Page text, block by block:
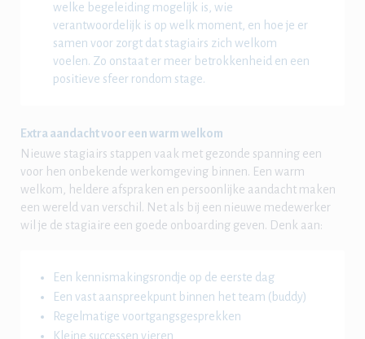
welke begeleiding mogelijk is, wie
verantwoordelijk is op welk moment, en hoe je er
samen voor zorgt dat stagiairs zich welkom
voelen. Zo onstaat er meer betrokkenheid en een
positieve sfeer rondom stage.
Extra aandacht voor een warm welkom
Nieuwe stagiairs stappen vaak met gezonde spanning een
voor hen onbekende werkomgeving binnen. Een warm
welkom, heldere afspraken en persoonlijke aandacht maken
een wereld van verschil. Net als bij een nieuwe medewerker
wil je de stagiaire een goede onboarding geven. Denk aan:
Een kennismakingsrondje op de eerste dag
Een vast aanspreekpunt binnen het team (buddy)
Regelmatige voortgangsgesprekken
Kleine successen vieren